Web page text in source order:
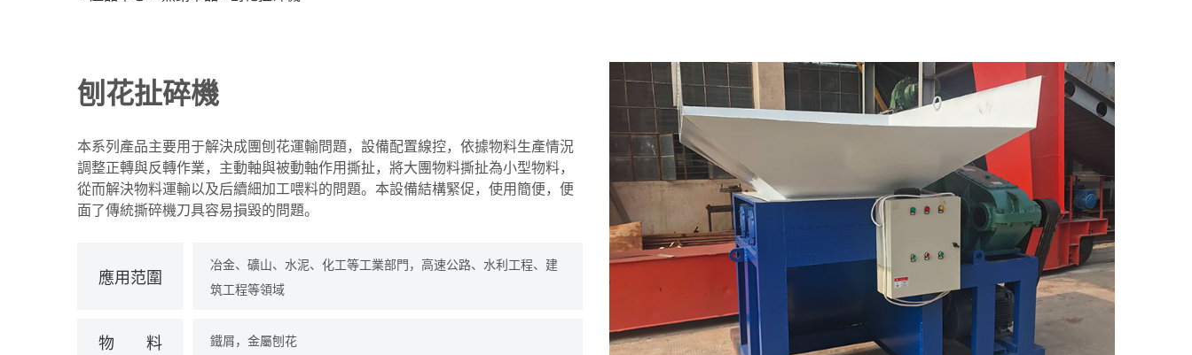
刨花扯碎機
本系列產品主要用于解決成團刨花運輸問題，設備配置線控，依據物料生產情況
調整正轉與反轉作業，主動軸與被動軸作用撕扯，將大團物料撕扯為小型物料，
從而解決物料運輸以及后續細加工喂料的問題。本設備結構緊促，使用簡便，便
面了傳統撕碎機刀具容易損毀的問題。
應用范圍
冶金、礦山、水泥、化工等工業部門，高速公路、水利工程、建
筑工程等領域
物 料 鐵屑，金屬刨花